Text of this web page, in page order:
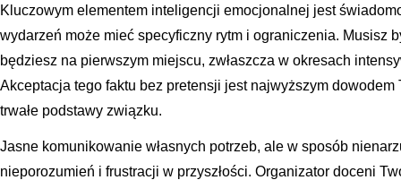
Kluczowym elementem inteligencji emocjonalnej jest
wydarzeń może mieć specyficzny rytm i ograniczenia. Musisz
będziesz na pierwszym miejscu, zwłaszcza w okresach
Akceptacja tego faktu bez pretensji jest najwyższym dowodem
trwałe podstawy związku.
Jasne komunikowanie własnych potrzeb, ale w sposób
nieporozumień i frustracji w przyszłości. Organizator doceni